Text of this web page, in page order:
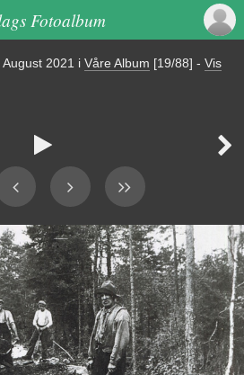
Fotoalbum
2021 i Våre Album [19/88] - Vis
 